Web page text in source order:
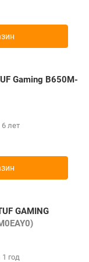
Gaming B650M-
лет
GAMING
год